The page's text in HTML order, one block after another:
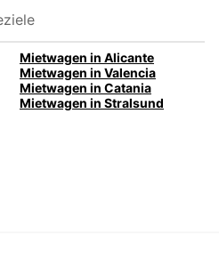
Mietwagen in Alicante
Mietwagen in Valencia
Mietwagen in Catania
Mietwagen in Stralsund